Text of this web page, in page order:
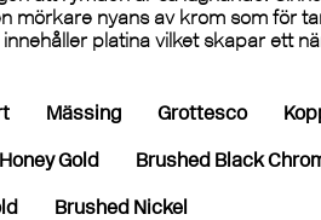
mörkare nyans av krom som för
platina vilket skapar ett
Mässing Grottesco
Honey Gold Brushed Black
Brushed Nickel